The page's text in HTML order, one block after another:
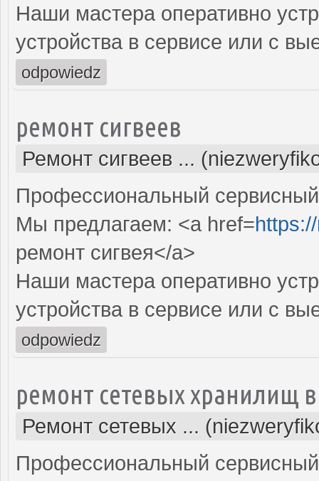
Наши мастера оперативно
устройства в сервисе или с
odpowiedz
ремонт сигвеев
Ремонт сигвеев ...
Профессиональный
Мы предлагаем: <a href=
ремонт сигвея</a>
Наши мастера оперативно
устройства в сервисе или с
odpowiedz
ремонт сетевых хранилищ
Ремонт сетевых ...
Профессиональный